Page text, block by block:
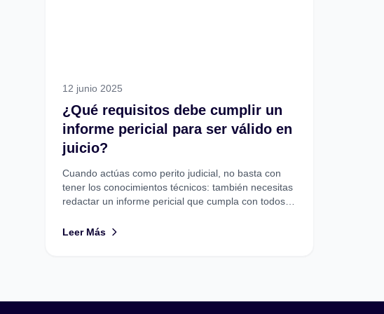
12 junio 2025
¿Qué requisitos debe cumplir un
informe pericial para ser válido en
juicio?
Cuando actúas como perito judicial, no basta con
tener los conocimientos técnicos: también necesitas
redactar un informe pericial que cumpla con todos
Leer Más